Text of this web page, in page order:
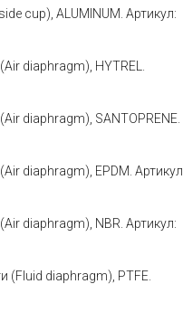
cup), ALUMINUM. Артикул:
diaphragm), HYTREL.
diaphragm), SANTOPRENE.
diaphragm), EPDM.
diaphragm), NBR. Артикул:
diaphragm), PTFE.